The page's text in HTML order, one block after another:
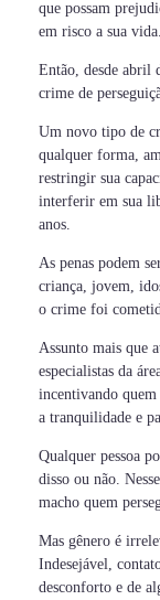
que possam
em risco a sua vida.
Então, desde abril
crime de
Um novo tipo de
qualquer forma,
restringir sua
interferir em sua
anos.
As penas podem
criança, jovem,
o crime foi
Assunto mais que
especialistas da
incentivando
a tranquilidade e
Qualquer pessoa
disso ou não.
macho quem
Mas gênero é
Indesejável,
desconforto e de